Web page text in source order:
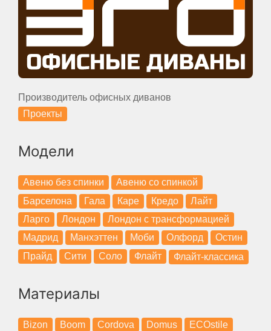
Производитель офисных диванов
Проекты
Модели
Авеню без спинки
Авеню со спинкой
Барселона
Гала Каре Кредо
Лайт
Ларго
Лондон
Лондон с трансформацией
Мадрид
Манхэттен Моби Олфорд
Остин
Прайд
Сити Соло Флайт Флайт-классика
Материалы
Bizon Boom Cordova Domus
ECOstile